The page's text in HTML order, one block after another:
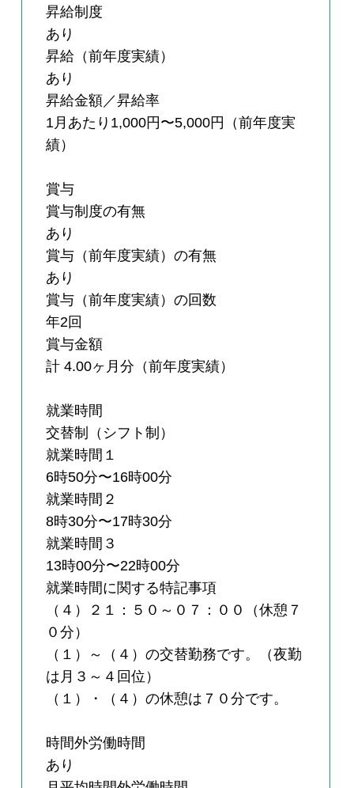
昇給制度
あり
昇給（前年度実績）
あり
昇給金額／昇給率
1月あたり1,000円〜5,000円（前年度実
績）
賞与
賞与制度の有無
あり
賞与（前年度実績）の有無
あり
賞与（前年度実績）の回数
年2回
賞与金額
計 4.00ヶ月分（前年度実績）
就業時間
交替制（シフト制）
就業時間１
6時50分〜16時00分
就業時間２
8時30分〜17時30分
就業時間３
13時00分〜22時00分
就業時間に関する特記事項
（４）２１：５０～０７：００（休憩７
０分）
（１）～（４）の交替勤務です。（夜勤
は月３～４回位）
（１）・（４）の休憩は７０分です。
時間外労働時間
あり